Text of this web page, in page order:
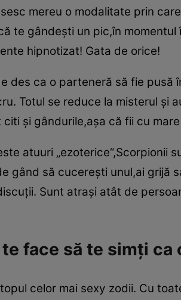
mereu o modalitate prin
te gândeşti un pic,în
hipnotizat! Gata de orice!
des ca o parteneră să fie
Totul se reduce la misterul şi
citi şi gândurile,aşa că fii cu
atuuri „ezoterice“,Scorpionii
gând să cucereşti unul,ai grijă
Sunt atraşi atât de
face să te simţi ca
celor mai sexy zodii. Cu